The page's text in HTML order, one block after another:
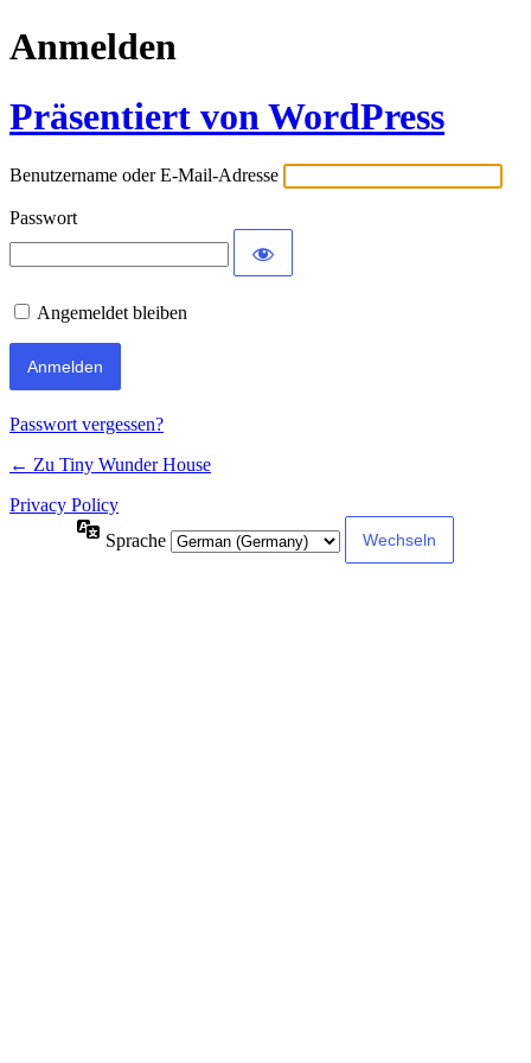
Anmelden
Präsentiert von WordPress
Benutzername oder E-Mail-Adresse
Passwort
Angemeldet bleiben
Passwort vergessen?
← Zu Tiny Wunder House
Privacy Policy
Sprache